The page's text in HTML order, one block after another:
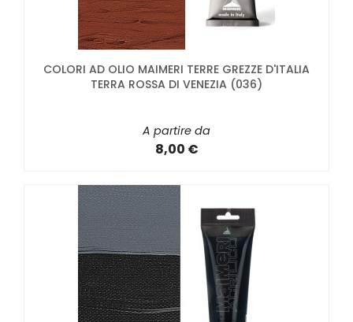
COLORI AD OLIO MAIMERI TERRE GREZZE D'ITALIA
TERRA ROSSA DI VENEZIA (036)
A partire da
8,00 €